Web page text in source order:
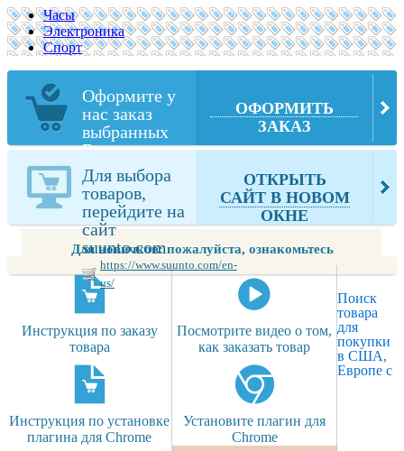
Часы
Электроника
Спорт
Оформите у
нас заказ
выбранных
Вами товаров
из suunto.com
ОФОРМИТЬ
ЗАКАЗ
Для выбора
товаров,
перейдите на
сайт
suunto.com
https://www.suunto.com/en-
us/
ОТКРЫТЬ
САЙТ В НОВОМ
ОКНЕ
Для новичков: пожалуйста, ознакомьтесь
Инструкция по заказу
товара
Посмотрите видео о том,
как заказать товар
Инструкция по установке
плагина для Chrome
Установите плагин для
Chrome
Поиск
товара
для
покупки
в США,
Европе с